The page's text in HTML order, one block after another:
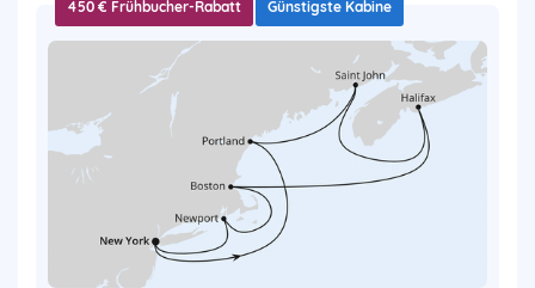
450 € Frühbucher-Rabatt Günstigste Kabine